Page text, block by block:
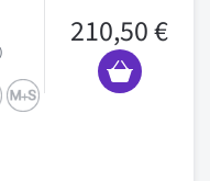
210,50 €